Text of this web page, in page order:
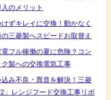
のメリット
ずキレイに交換！動かなく
三菱製へスピードお取替え
フル稼働の夏に危険？コン
製への交換電気工事
込み不良・異音を解決！三菱
」レンジフード交換工事リポ